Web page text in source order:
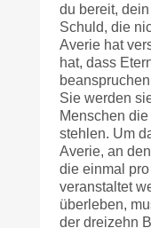
du bereit,
Schuld, die
Averie hat
hat, dass
Sie werden
Menschen
stehlen. Um
Averie, an
die einmal
veranstaltet
überleben,
der dreizehn